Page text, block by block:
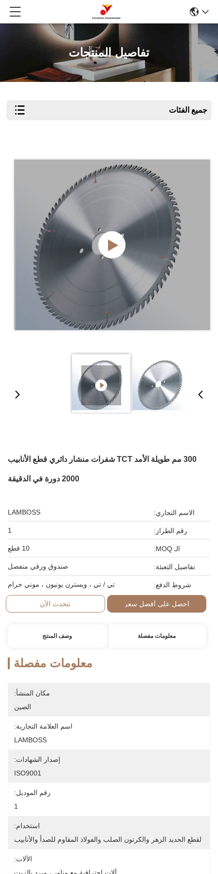
تفاصيل المنتجات
جميع الفئات
300 مم طويلة الأمد TCT شفرات منشار دائري قطع الأنابيب
2000 دورة في الدقيقة
الاسم التجاري: LAMBOSS
رقم الطراز: 1
الـ MOQ: 10 قطع
تفاصيل التعبئة: صندوق ورقي منفصل
شروط الدفع: تي / تي ، ويسترن يونيون ، موني جرام
احصل على أفضل سعر نتحدث الآن
معلومات مفصلة وصف المنتج
معلومات مفصلة
مكان المنشأ:
الصين
اسم العلامة التجارية:
LAMBOSS
إصدار الشهادات:
ISO9001
رقم الموديل:
1
استخدام:
لقطع الحديد الزهر والكرتون الصلب والفولاذ المقاوم للصدأ والأنابيب
الآلات: